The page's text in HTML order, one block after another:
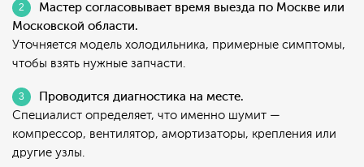
Мастер согласовывает время выезда по Москве или
Московской области.
Уточняется модель холодильника, примерные симптомы,
чтобы взять нужные запчасти.
Проводится диагностика на месте.
Специалист определяет, что именно шумит —
компрессор, вентилятор, амортизаторы, крепления или
другие узлы.